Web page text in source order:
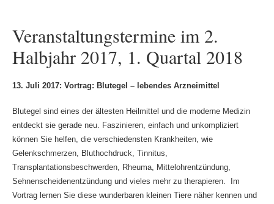
Veranstaltungstermine im 2.
Halbjahr 2017, 1. Quartal 2018
13. Juli 2017: Vortrag: Blutegel – lebendes Arzneimittel
Blutegel sind eines der ältesten Heilmittel und die moderne Medizin
entdeckt sie gerade neu. Faszinieren, einfach und unkompliziert
können Sie helfen, die verschiedensten Krankheiten, wie
Gelenkschmerzen, Bluthochdruck, Tinnitus,
Transplantationsbeschwerden, Rheuma, Mittelohrentzündung,
Sehnenscheidenentzündung und vieles mehr zu therapieren. Im
Vortrag lernen Sie diese wunderbaren kleinen Tiere näher kennen und